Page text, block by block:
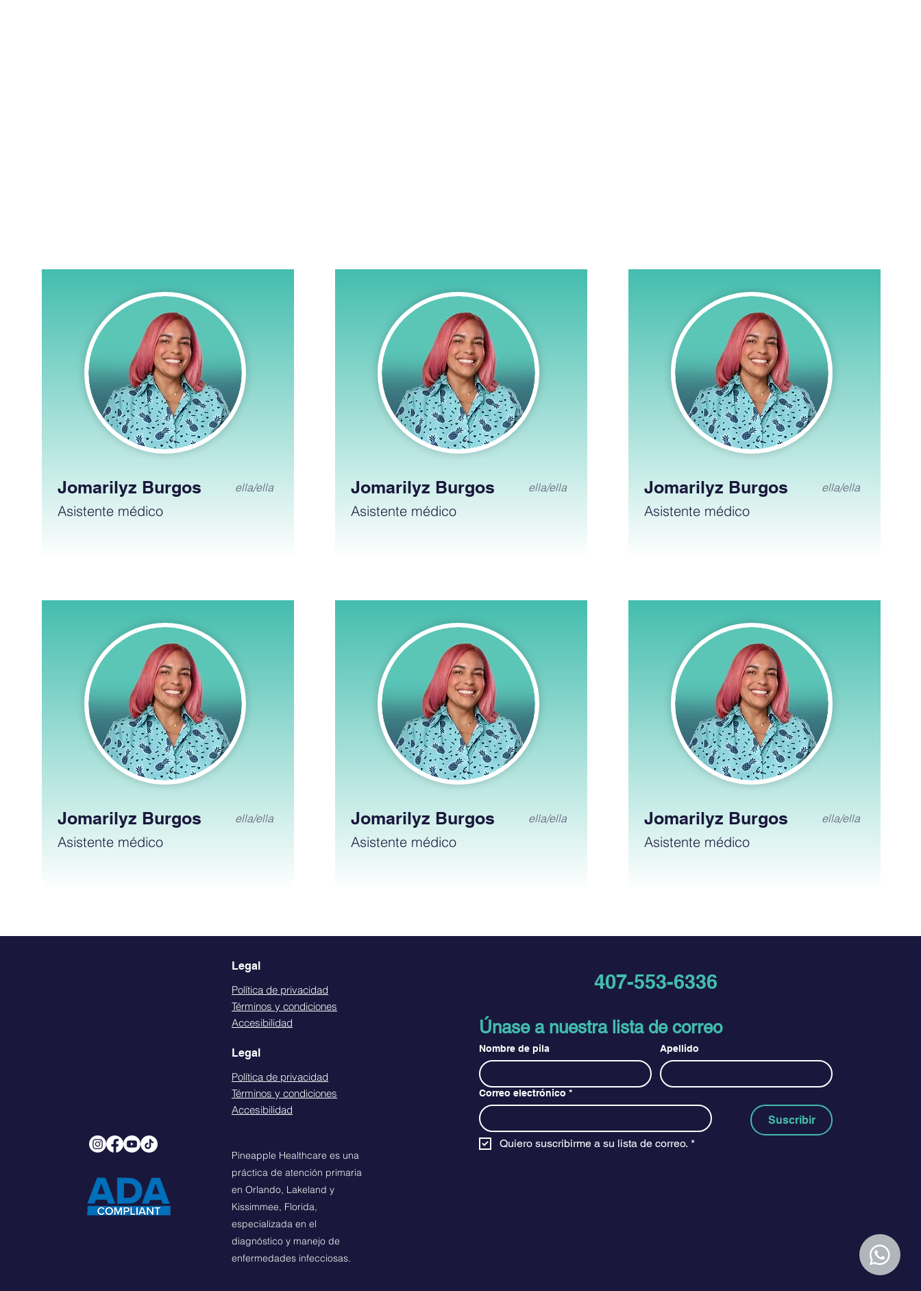
Jomarilyz Burgos ella/ella
Asistente médico
Jomarilyz Burgos ella/ella
Asistente médico
Jomarilyz Burgos ella/ella
Asistente médico
Jomarilyz Burgos ella/ella
Asistente médico
Jomarilyz Burgos ella/ella
Asistente médico
Jomarilyz Burgos ella/ella
Asistente médico
Legal
Política de privacidad
Términos y condiciones
Accesibilidad
Legal
Política de privacidad
Términos y condiciones
Accesibilidad
Pineapple Healthcare es una
práctica de atención primaria
en Orlando, Lakeland y
Kissimmee, Florida,
especializada en el
diagnóstico y manejo de
enfermedades infecciosas.
407-553-6336
Únase a nuestra lista de correo
Nombre de pila Apellido
Correo electrónico *
Suscribir
Quiero suscribirme a su lista de correo. *